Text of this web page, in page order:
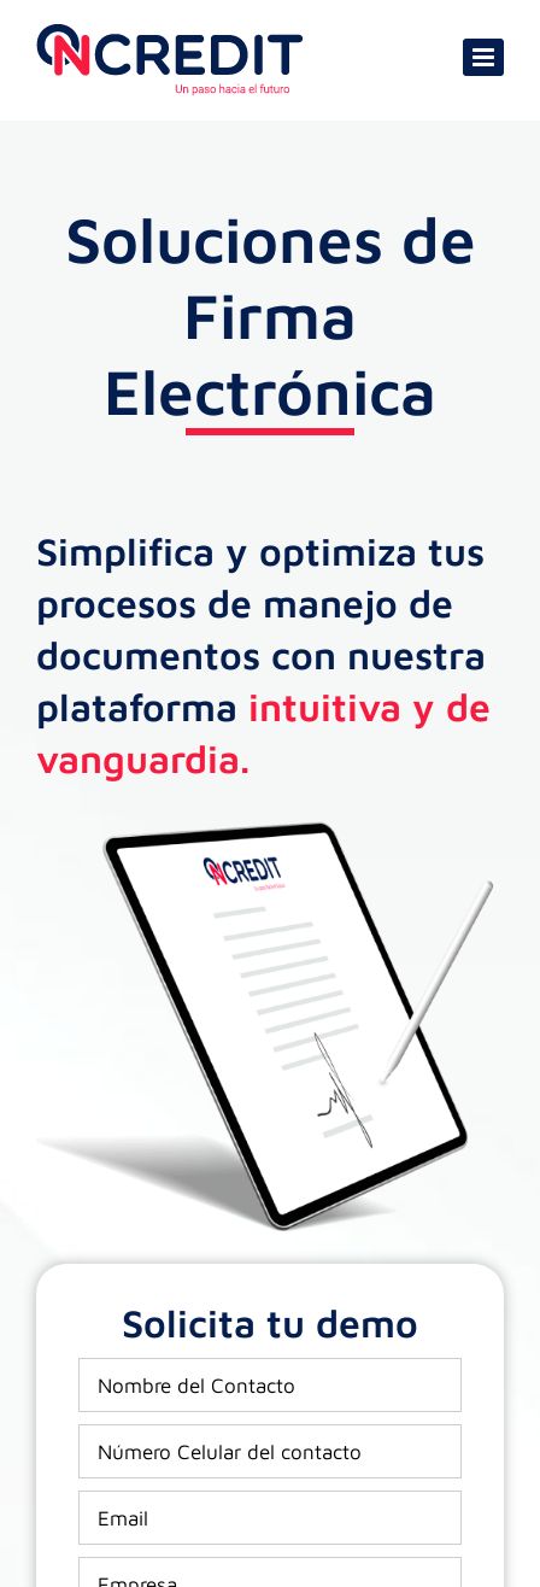
content
Soluciones de
Firma
Electrónica
Simplifica y optimiza tus
procesos de manejo de
documentos con nuestra
plataforma intuitiva y de
vanguardia.
Solicita tu demo